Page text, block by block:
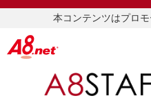
本コンテンツはプロモ